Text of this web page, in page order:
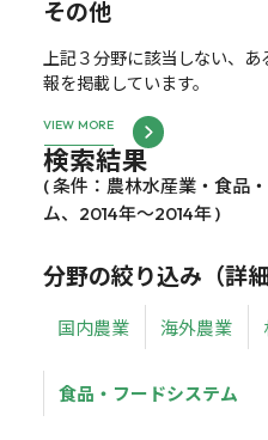
その他
上記３分野に該当しない、
報を掲載しています。
VIEW MORE
検索結果
( 条件：農林水産業・食品
ム、2014年～2014年 )
分野の絞り込み（詳細
国内農業 海外農業
食品・フードシステム